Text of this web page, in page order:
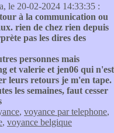
le 20-02-2024 14:33:35 :
à la communication ou
rien de chez rien depuis
pas les dires des
personnes mais
et valerie et jen06 qui n'est
leurs retours je m'en tape.
les semaines, faut cesser
, voyance par telephone,
, voyance belgique